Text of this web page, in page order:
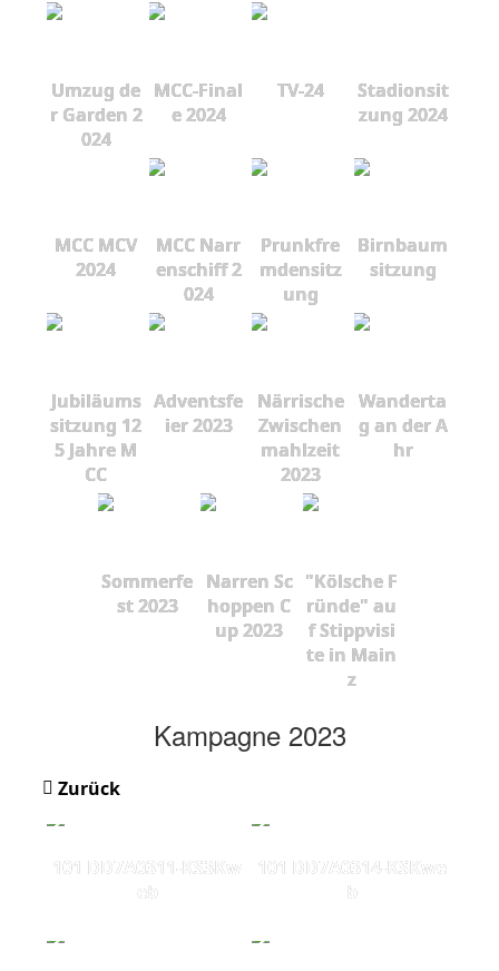
Umzug de
r Garden 2
024
MCC-Final
e 2024
TV-24
Stadionsit
zung 2024
MCC MCV
2024
MCC Narr
enschiff 2
024
Prunkfre
mdensitz
ung
Birnbaum
sitzung
Jubiläums
sitzung 12
5 Jahre M
CC
Adventsfe
ier 2023
Närrische
Zwischen
mahlzeit
2023
Wanderta
g an der A
hr
Sommerfe
st 2023
Narren Sc
hoppen C
up 2023
"Kölsche F
ründe" au
f Stippvisi
te in Main
z
Kampagne 2023
Zurück
101 DD7A0311-KS3Kw
eb
101 DD7A0314-KSKwe
b